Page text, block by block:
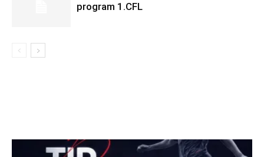
program 1.CFL